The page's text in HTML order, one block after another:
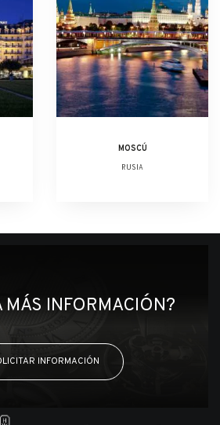
MOSCÚ
RUSIA
MÁS INFORMACIÓN?
INFORMACIÓN